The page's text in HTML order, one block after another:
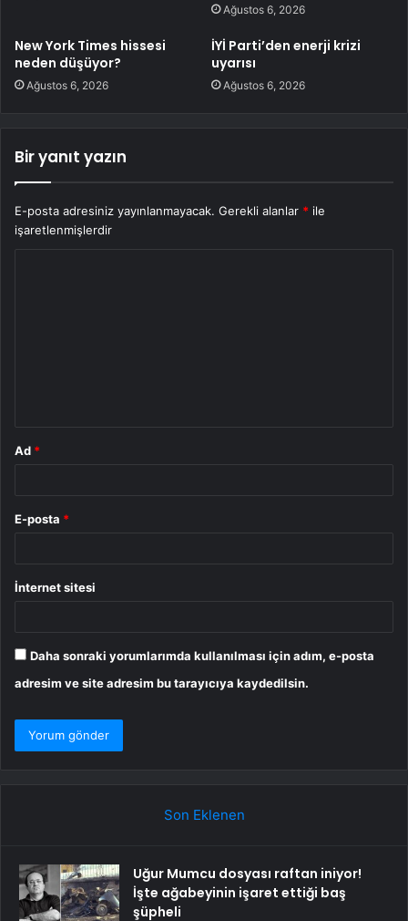
Ağustos 6, 2026
New York Times hissesi
neden düşüyor?
Ağustos 6, 2026
İYİ Parti’den enerji krizi
uyarısı
Ağustos 6, 2026
Bir yanıt yazın
E-posta adresiniz yayınlanmayacak. Gerekli alanlar * ile
işaretlenmişlerdir
Ad *
E-posta *
İnternet sitesi
Daha sonraki yorumlarımda kullanılması için adım, e-posta
adresim ve site adresim bu tarayıcıya kaydedilsin.
Son Eklenen
Uğur Mumcu dosyası raftan iniyor!
İşte ağabeyinin işaret ettiği baş
şüpheli